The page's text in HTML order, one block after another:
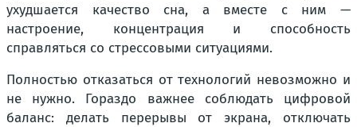
ухудшается качество сна, а вместе с ним —
настроение, концентрация и способность
справляться со стрессовыми ситуациями.
Полностью отказаться от технологий невозможно и
не нужно. Гораздо важнее соблюдать цифровой
баланс: делать перерывы от экрана, отключать